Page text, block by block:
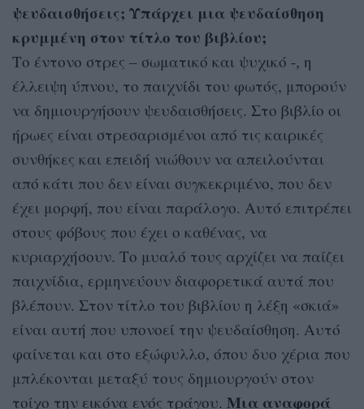
ψευδαισθήσεις; Υπάρχει μια ψευδαίσθηση
κρυμμένη στον τίτλο του βιβλίου;
Το έντονο στρες – σωματικό και ψυχικό -, η
έλλειψη ύπνου, το παιχνίδι του φωτός, μπορούν
να δημιουργήσουν ψευδαισθήσεις. Στο βιβλίο οι
ήρωες είναι στρεσαρισμένοι από τις καιρικές
συνθήκες και επειδή νιώθουν να απειλούνται
από κάτι που δεν είναι συγκεκριμένο, που δεν
έχει μορφή, που είναι παράλογο. Αυτό επιτρέπει
στους φόβους που έχει ο καθένας, να
κυριαρχήσουν. Το μυαλό τους αρχίζει να παίζει
παιχνίδια, ερμηνεύουν διαφορετικά αυτά που
βλέπουν. Στον τίτλο του βιβλίου η λέξη «σκιά»
είναι αυτή που υπονοεί την ψευδαίσθηση. Αυτό
φαίνεται και στο εξώφυλλο, όπου δυο χέρια που
μπλέκονται μεταξύ τους δημιουργούν στον
τοίχο την εικόνα ενός τράγου. Μια αναφορά